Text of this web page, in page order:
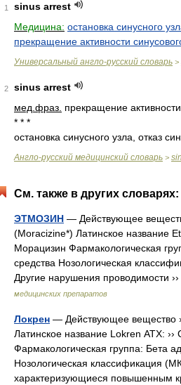
1
sinus arrest
Медицина: остановка синусного
прекращение активности
Универсальный англо-русский словарь >
2
sinus arrest
мед. фраз. прекращение
* * *
остановка синусного узла, отказ
Англо-русский медицинский словарь >
См. также в других словарях:
ЭТМОЗИН — Действующее
(Moracizine*) Латинское название
Морацизин Фармакологическая
средства Нозологическая
Другие нарушения проводимости
медицинских препаратов
Локрен — Действующее вещество
Латинское название Lokren АТХ: ››
Фармакологическая группа: Бета
Нозологическая классификация
характеризующиеся